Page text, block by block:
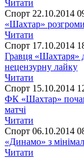
Читати
Спорт 22.10.2014
«Шахтар»
Читати
Спорт 17.10.2014
Гравця «Шахтаря»
нецензурну лайку
Читати
Спорт 15.10.2014
ФК «Шахтар» почав
матчі
Читати
Спорт 06.10.2014
«Динамо» з
Читати